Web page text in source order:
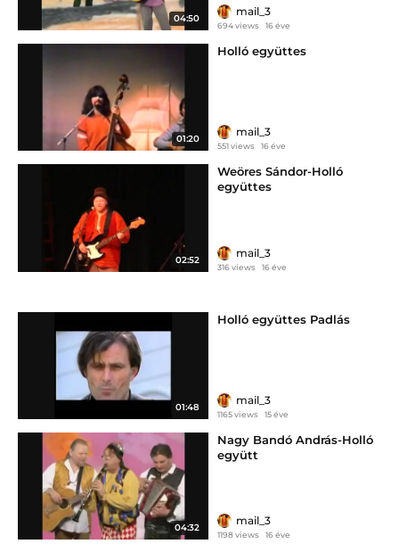
04:50
mail_3
694 views 16 éve
01:20
Holló együttes
mail_3
551 views 16 éve
02:52
Weöres Sándor-Holló
együttes
mail_3
316 views 16 éve
01:48
Holló együttes Padlás
mail_3
1165 views 15 éve
04:32
Nagy Bandó András-Holló
együtt
mail_3
1198 views 16 éve